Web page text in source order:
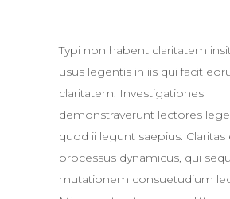
Typi non habent claritatem
usus legentis in iis qui facit
claritatem. Investigationes
demonstraverunt lectores
quod ii legunt saepius. Claritas
processus dynamicus, qui
mutationem consuetudium